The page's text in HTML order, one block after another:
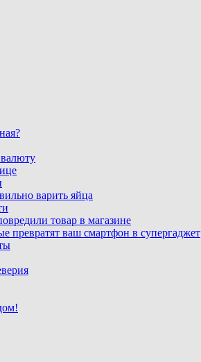
варить яйца
товар в магазине
превратят ваш смартфон в супергаджет